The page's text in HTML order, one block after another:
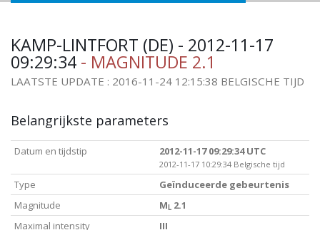
KAMP-LINTFORT (DE) - 2012-11-17
09:29:34 - MAGNITUDE 2.1
LAATSTE UPDATE : 2016-11-24 12:15:38 BELGISCHE TIJD
Belangrijkste parameters
Datum en tijdstip 2012-11-17 09:29:34 UTC
2012-11-17 10:29:34 Belgische tijd
Type
Geïnduceerde gebeurtenis
Magnitude
M L 2.1
Maximal intensity
III